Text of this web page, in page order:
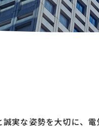
実な姿勢を大切に、